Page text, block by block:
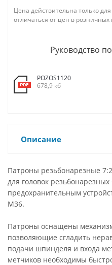
Цена действительна только
отличаться от цен в розничных
Руководство
POZOS1120
678,9 кб
Описание
Патроны резьбонарезные
для головок
предохранительным
M36.
Патроны оснащены
позволяющие сгладить
подачи шпинделя и входа
метчиков необходимы